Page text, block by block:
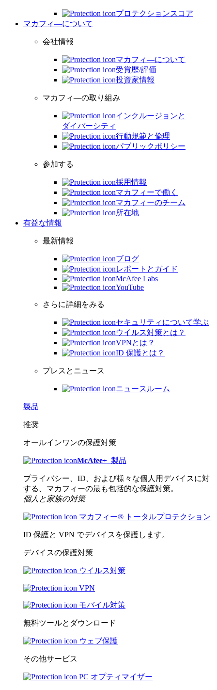
プロテクションスコア
マカフィ―について
会社情報
マカフィ―について
受賞歴/評価
投資家情報
マカフィ―の取り組み
インクルージョンと
ダイバーシティ
行動規範と倫理
パブリックポリシー
参加する
採用情報
マカフィーで働く
マカフィーのチーム
所在地
有益な情報
最新情報
ブログ
レポートとガイド
McAfee Labs
YouTube
さらに詳細をみる
セキュリティについて学ぶ
ウイルス対策とは？
VPNとは？
ID 保護とは？
プレスとニュース
ニュースルーム
製品
推奨
オールインワンの保護対策
McAfee+ 製品
プライバシー、ID、および様々な個人用デバイスに対
する、マカフィーの最も包括的な保護対策。
個人と家族の対策
マカフィー® トータルプロテクション
ID 保護と VPN でデバイスを保護します。
デバイスの保護対策
ウイルス対策
VPN
モバイル対策
無料ツールとダウンロード
ウェブ保護
その他サービス
PC オプティマイザー